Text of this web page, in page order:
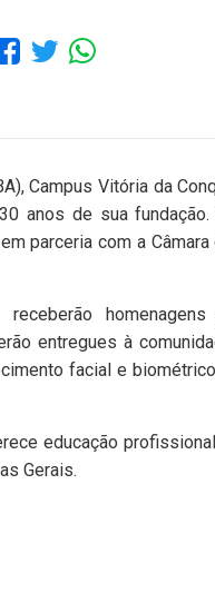
Campus Vitória da
anos de sua fundação.
parceria com a
entregues à
facial e
educação
Gerais.